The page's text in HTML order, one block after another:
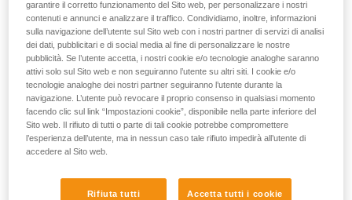
Rischio di strangolamento in caso di
aggancio del casco:sottogola in posizione
inferiore a25 kg
Attenzione, Il casco è consegnato in
garantire il corretto funzionamento del Sito web, per personalizzare i nostri
contenuti e annunci e analizzare il traffico. Condividiamo, inoltre, informazioni
sulla navigazione dell’utente sul Sito web con i nostri partner di servizi di analisi
dei dati, pubblicitari e di social media al fine di personalizzare le nostre
pubblicità. Se l’utente accetta, i nostri cookie e/o tecnologie analoghe saranno
attivi solo sul Sito web e non seguiranno l’utente su altri siti. I cookie e/o
tecnologie analoghe dei nostri partner seguiranno l’utente durante la
navigazione. L’utente può revocare il proprio consenso in qualsiasi momento
facendo clic sul link “Impostazioni cookie”, disponibile nella parte inferiore del
Sito web. Il rifiuto di tutti o parte di tali cookie potrebbe compromettere
l’esperienza dell’utente, ma in nessun caso tale rifiuto impedirà all’utente di
accedere al Sito web.
Rifiuta tutti Accetta tutti i cookie